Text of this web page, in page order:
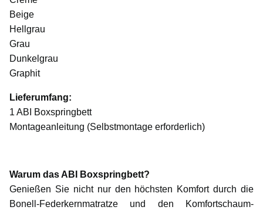
Beige
Hellgrau
Grau
Dunkelgrau
Graphit
Lieferumfang:
1 ABI Boxspringbett
Montageanleitung (Selbstmontage erforderlich)
Warum das ABI Boxspringbett?
Genießen Sie nicht nur den höchsten Komfort durch die
Bonell-Federkernmatratze und den Komfortschaum-